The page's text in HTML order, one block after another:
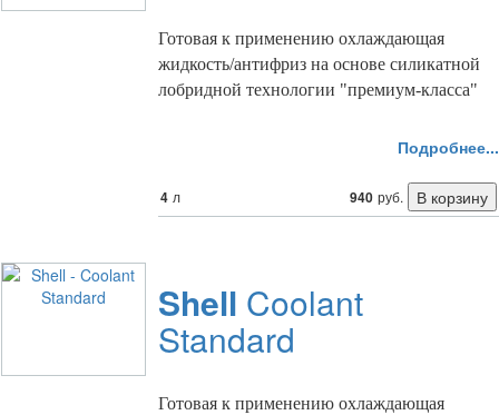
Готовая к применению охлаждающая
жидкость/антифриз на основе силикатной
лобридной технологии "премиум-класса"
Подробнее...
4 л 940 руб.
Shell Coolant
Standard
Готовая к применению охлаждающая